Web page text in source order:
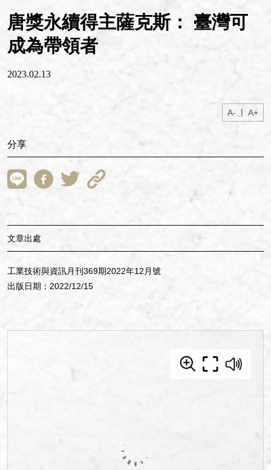
唐獎永續得主薩克斯： 臺灣可
成為帶領者
2023.02.13
A- | A+
分享
文章出處
工業技術與資訊月刊369期2022年12月號
出版日期：2022/12/15